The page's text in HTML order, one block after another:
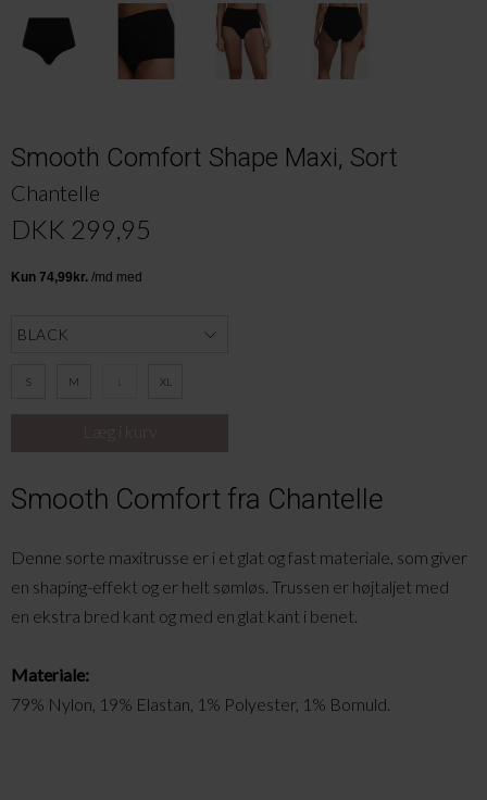
Smooth Comfort Shape Maxi, Sort
Chantelle
DKK 299,95
S M XL
Smooth Comfort fra Chantelle
Denne sorte maxitrusse er i et glat og fast materiale, som giver
en shaping-effekt og er helt sømløs. Trussen er højtaljet med
en ekstra bred kant og med en glat kant i benet.
Materiale:
79% Nylon, 19% Elastan, 1% Polyester, 1% Bomuld.